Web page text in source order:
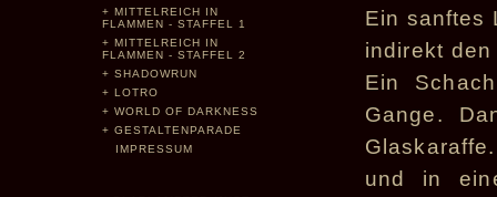
+ MITTELREICH IN
FLAMMEN - STAFFEL 1
+ MITTELREICH IN
FLAMMEN - STAFFEL 2
+ SHADOWRUN
+ LOTRO
+ WORLD OF DARKNESS
+ GESTALTENPARADE
IMPRESSUM
Ein sanftes
indirekt
Ein
Gange.
und in